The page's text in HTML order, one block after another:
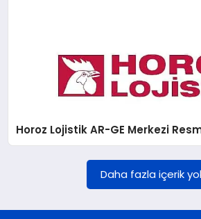
Horoz Lojistik AR-GE Merkezi
Daha fazla içerik